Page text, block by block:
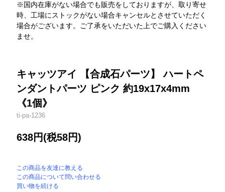
※国内在庫がない場合でも販売をしておりますが、取り寄せ
時、工場にストックがない場合キャンセルとさせていただく
場合がございます。ご了承をいただいた上でご購入ください
ませ。
キャッツアイ 【合成石パーツ】 ハートペ
ンダントパーツ ピンク 約19x17x4mm
《1個》
ti-pa-1236
638円(税58円)
この商品を友達に教える
この商品について問い合わせる
買い物を続ける